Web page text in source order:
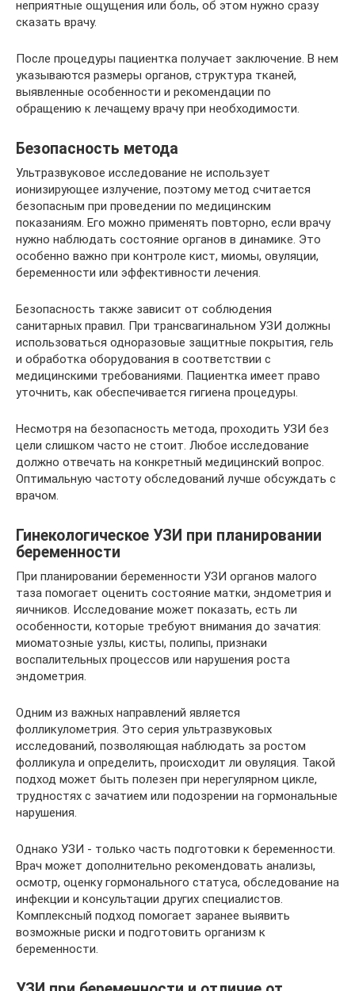
неприятные ощущения или боль, об этом нужно сразу
сказать врачу.
После процедуры пациентка получает заключение. В нем
указываются размеры органов, структура тканей,
выявленные особенности и рекомендации по
обращению к лечащему врачу при необходимости.
Безопасность метода
Ультразвуковое исследование не использует
ионизирующее излучение, поэтому метод считается
безопасным при проведении по медицинским
показаниям. Его можно применять повторно, если врачу
нужно наблюдать состояние органов в динамике. Это
особенно важно при контроле кист, миомы, овуляции,
беременности или эффективности лечения.
Безопасность также зависит от соблюдения
санитарных правил. При трансвагинальном УЗИ должны
использоваться одноразовые защитные покрытия, гель
и обработка оборудования в соответствии с
медицинскими требованиями. Пациентка имеет право
уточнить, как обеспечивается гигиена процедуры.
Несмотря на безопасность метода, проходить УЗИ без
цели слишком часто не стоит. Любое исследование
должно отвечать на конкретный медицинский вопрос.
Оптимальную частоту обследований лучше обсуждать с
врачом.
Гинекологическое УЗИ при планировании
беременности
При планировании беременности УЗИ органов малого
таза помогает оценить состояние матки, эндометрия и
яичников. Исследование может показать, есть ли
особенности, которые требуют внимания до зачатия:
миоматозные узлы, кисты, полипы, признаки
воспалительных процессов или нарушения роста
эндометрия.
Одним из важных направлений является
фолликулометрия. Это серия ультразвуковых
исследований, позволяющая наблюдать за ростом
фолликула и определить, происходит ли овуляция. Такой
подход может быть полезен при нерегулярном цикле,
трудностях с зачатием или подозрении на гормональные
нарушения.
Однако УЗИ - только часть подготовки к беременности.
Врач может дополнительно рекомендовать анализы,
осмотр, оценку гормонального статуса, обследование на
инфекции и консультации других специалистов.
Комплексный подход помогает заранее выявить
возможные риски и подготовить организм к
беременности.